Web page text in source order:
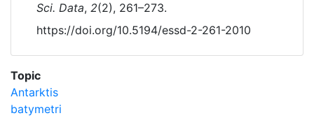
Sci. Data, 2(2), 261–273.
https://doi.org/10.5194/essd-2-261-2010
Topic
Antarktis
batymetri